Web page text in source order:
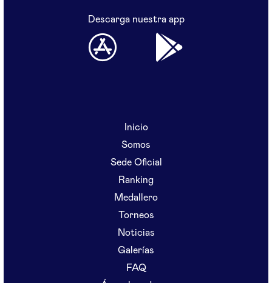
Descarga nuestra app
Inicio
Somos
Sede Oficial
Ranking
Medallero
Torneos
Noticias
Galerías
FAQ